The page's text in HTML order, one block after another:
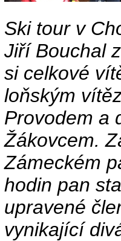
Ski tour v
Jiří Bouchal
si celkové
loňským
Provodem a
Žákovcem.
Zámeckém
hodin pan
upravené
vynikající